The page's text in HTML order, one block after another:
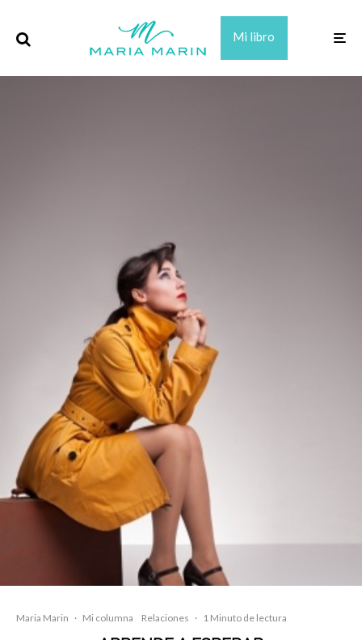
Mi libro
Maria Marin · Mi columna Relaciones · 1 Minuto de lectura